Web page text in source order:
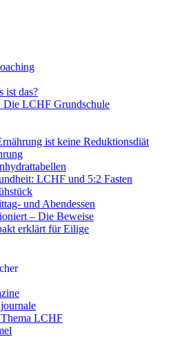
ist das?
Die LCHF Grundschule
ist keine Reduktionsdiät
LCHF und 5:2 Fasten
und Abendessen
– Die Beweise
erklärt für Eilige
LCHF